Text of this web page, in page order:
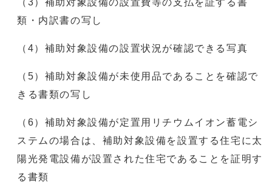
類・内訳書の写し
（4）補助対象設備の設置状況が確認できる写真
（5）補助対象設備が未使用品であることを確認で
きる書類の写し
（6）補助対象設備が定置用リチウムイオン蓄電シ
ステムの場合は、補助対象設備を設置する住宅に太
陽光発電設備が設置された住宅であることを証明す
る書類